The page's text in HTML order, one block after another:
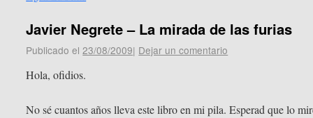
Javier Negrete – La mirada de las furias
Publicado el 23/08/2009| Dejar un comentario
Hola, ofidios.
No sé cuantos años lleva este libro en mi pila. Esperad que lo